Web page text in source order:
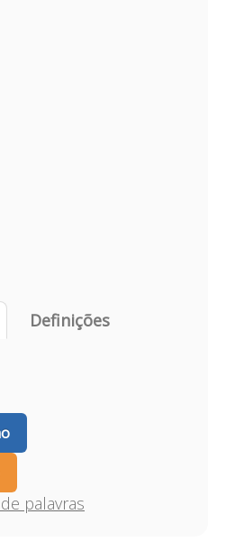
Definições
palavras